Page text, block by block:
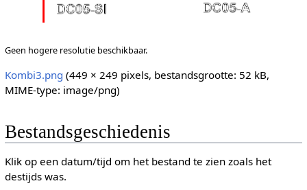
Geen hogere resolutie beschikbaar.
Kombi3.png (449 × 249 pixels, bestandsgrootte: 52 kB,
MIME-type: image/png)
Bestandsgeschiedenis
Klik op een datum/tijd om het bestand te zien zoals het
destijds was.